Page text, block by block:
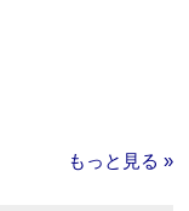
もっと見る »